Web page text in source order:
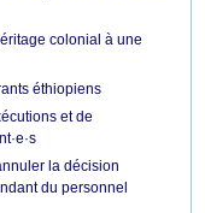
colonial à une
éthiopiens
et de
la décision
du personnel